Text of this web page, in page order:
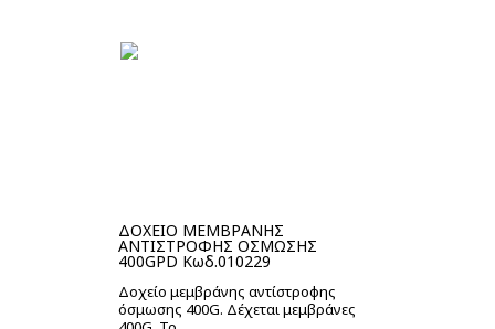
ΔΟΧΕΙΟ ΜΕΜΒΡΑΝΗΣ
ΑΝΤΙΣΤΡΟΦΗΣ ΟΣΜΩΣΗΣ
400GPD Κωδ.010229
Δοχείο μεμβράνης αντίστροφης
όσμωσης 400G. Δέχεται μεμβράνες